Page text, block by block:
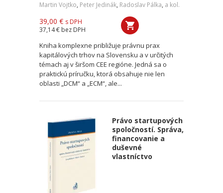
Martin Vojtko, Peter Jedinák, Radoslav Pálka, a kol.
39,00 € s DPH
37,14 € bez DPH
Kniha komplexne približuje právnu prax
kapitálových trhov na Slovensku a v určitých
témach aj v širšom CEE regióne. Jedná sa o
praktickú príručku, ktorá obsahuje nie len
oblasti „DCM“ a „ECM“, ale...
Právo startupových
spoločností. Správa,
financovanie a
duševné
vlastníctvo